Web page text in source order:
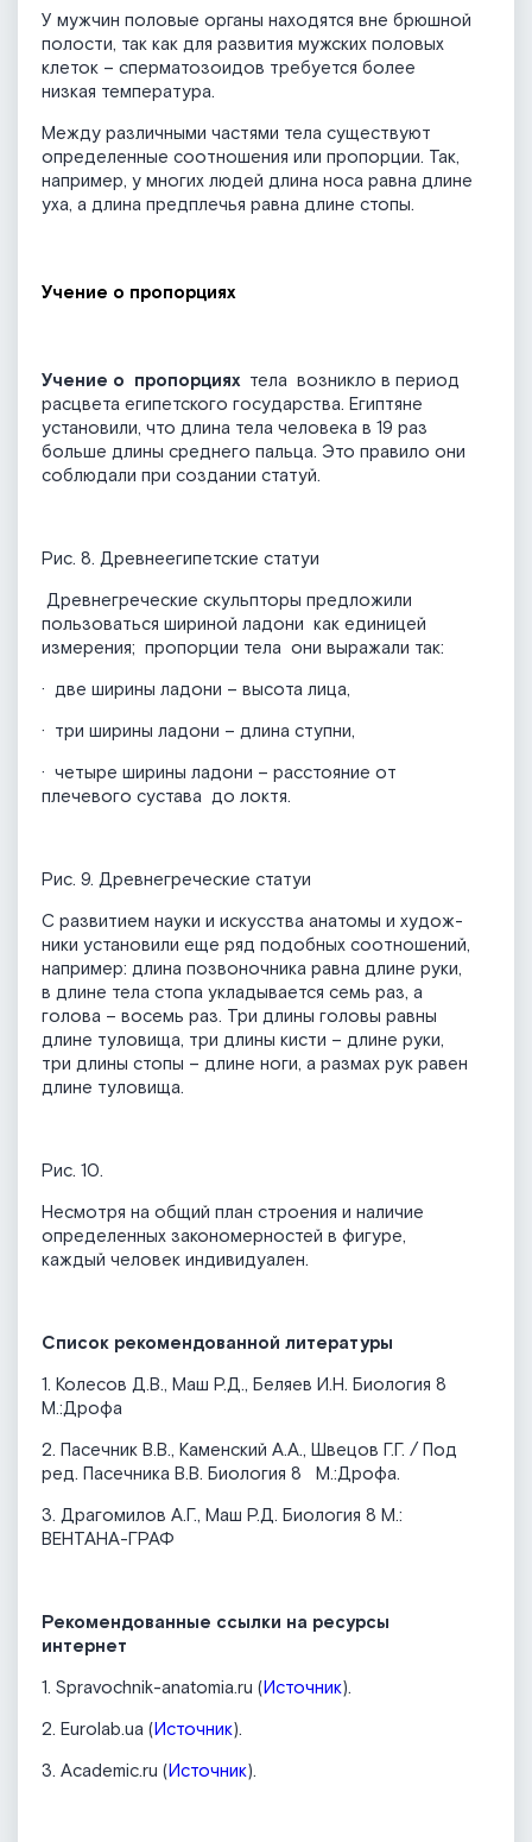
У мужчин половые органы находятся вне брюшной
полости, так как для развития мужских половых
клеток – сперматозоидов требуется более
низкая температура.
Между различными частями тела существуют
определенные соотношения или пропорции. Так,
например, у многих людей длина носа равна длине
уха, а длина предплечья равна длине стопы.
Учение о пропорциях
Учение о пропорцияхтела возникло в период
расцвета египетского государства. Египтяне
установили, что длина тела человека в 19 раз
больше длины сред­него пальца. Это правило они
соблюдали при созда­нии статуй.
Рис. 8. Древнеегипетские статуи
Древнегреческие скульпторы предложи­ли
пользоваться шириной ладони как единицей
измерения; пропорции тела они выражали так:
· две ширины ладони – высота лица,
· три ширины ладони – длина ступни,
· четыре ширины ладони – расстояние от
плечевого сустава до локтя.
Рис. 9. Древнегреческие статуи
С развитием науки и искусства анатомы и худож­
ники установили еще ряд подобных соотношений,
например: длина позвоночника равна длине руки,
в длине тела стопа укладывается семь раз, а
голова – восемь раз. Три длины головы равны
длине туловища, три длины кисти – длине руки,
три длины стопы – длине ноги, а размах рук равен
длине туловища.
Рис. 10.
Несмотря на общий план строения и наличие
определенных закономерностей в фигуре,
каждый человек индивидуален.
Список рекомендованной литературы
1. Колесов Д.В., Маш Р.Д., Беляев И.Н. Биология 8
М.:Дрофа
2. Пасечник В.В., Каменский А.А., Швецов Г.Г. / Под
ред. Пасечника В.В. Биология 8 М.:Дрофа.
3. Драгомилов А.Г., Маш Р.Д. Биология 8 М.:
ВЕНТАНА-ГРАФ
Рекомендованные ссылки на ресурсы
интернет
1. Spravochnik-anatomia.ru (Источник).
2. Eurolab.ua (Источник).
3. Academic.ru (Источник).